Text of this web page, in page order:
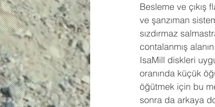
Besleme ve çıkış
ve şanzıman
sızdırmaz
contalanmış
IsaMill diskleri
oranında küçük
öğütmek için bu
sonra da arkaya